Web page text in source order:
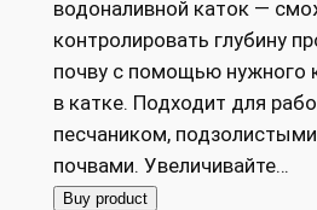
1
1
3
1
9
5
7
9
1
9
,
водоналивной каток —
контролировать глубину
почву с помощью нужного
в катке. Подходит для
песчаником,
почвами. Увеличивайте…
Buy product